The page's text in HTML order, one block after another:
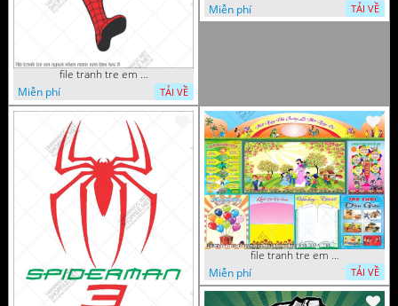
file tranh tre em nguoi nhen mam non tieu hoc 8
Miễn phí
TẢI VỀ
Miễn phí
TẢI VỀ
file tranh tre em mam non tieu hoc va hoc sinh 300 x 230
Miễn phí
TẢI VỀ